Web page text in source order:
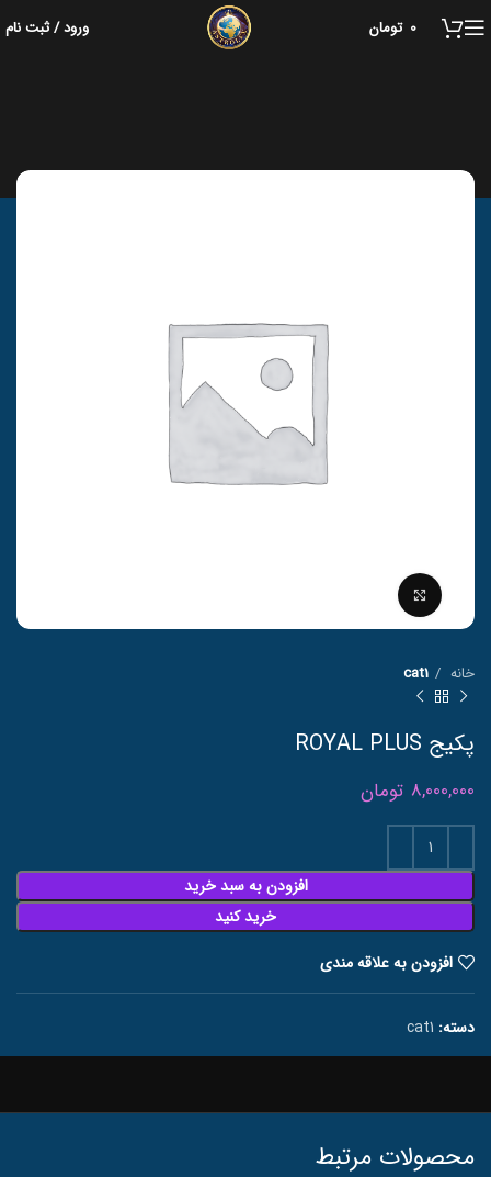
0 تومان ورود / ثبت نام
خانه cat1
پکیج ROYAL PLUS
8,000,000 تومان
افزودن به سبد خرید
خرید کنید
افزودن به علاقه مندی
دسته: cat1
محصولات مرتبط